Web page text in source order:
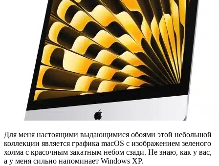
Для меня настоящими выдающимися обоями этой небольшой
коллекции является графика macOS с изображением зеленого
холма с красочным закатным небом сзади. Не знаю, как у вас,
а у меня сильно напоминает Windows XP.